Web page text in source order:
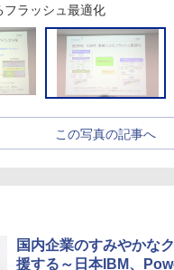
フラッシュ最適化
この写真の記事へ
国内企業のすみやかな
援する～日本IBM、